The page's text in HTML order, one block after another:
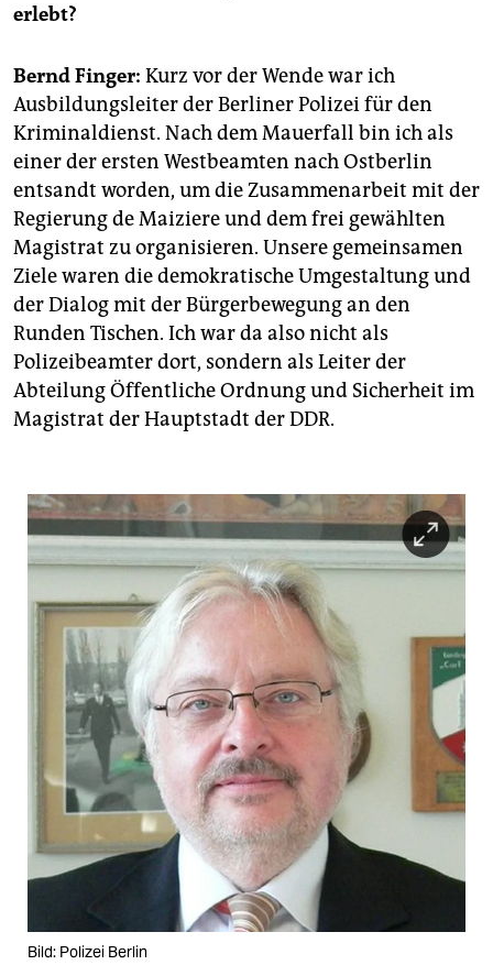
erlebt?
Bernd Finger: Kurz vor der Wende war ich
Ausbildungsleiter der Berliner Polizei für den
Kriminaldienst. Nach dem Mauerfall bin ich als
einer der ersten Westbeamten nach Ostberlin
entsandt worden, um die Zusammenarbeit mit der
Regierung de Maiziere und dem frei gewählten
Magistrat zu organisieren. Unsere gemeinsamen
Ziele waren die demokratische Umgestaltung und
der Dialog mit der Bürgerbewegung an den
Runden Tischen. Ich war da also nicht als
Polizeibeamter dort, sondern als Leiter der
Abteilung Öffentliche Ordnung und Sicherheit im
Magistrat der Hauptstadt der DDR.
Bild: Polizei Berlin